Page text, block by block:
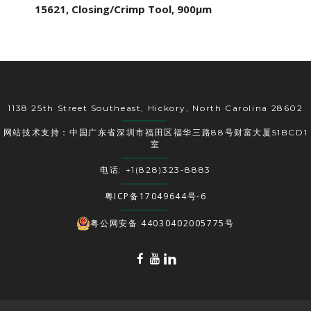
15621, Closing/Crimp Tool, 900µm
1138 25th Street Southeast, Hickory, North Carolina 28602
网站技术支持：中国广东省深圳市福田区福华三路88号财富大厦51BCD1
室
电话: +1(828)323-8883
粤ICP备17049644号-6
粤公网安备 44030402005775号